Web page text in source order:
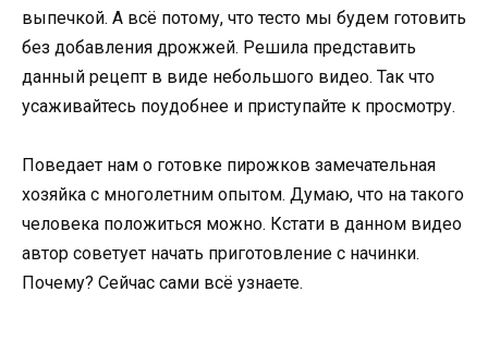
выпечкой. А всё потому, что тесто мы будем готовить
без добавления дрожжей. Решила представить
данный рецепт в виде небольшого видео. Так что
усаживайтесь поудобнее и приступайте к просмотру.
Поведает нам о готовке пирожков замечательная
хозяйка с многолетним опытом. Думаю, что на такого
человека положиться можно. Кстати в данном видео
автор советует начать приготовление с начинки.
Почему? Сейчас сами всё узнаете.